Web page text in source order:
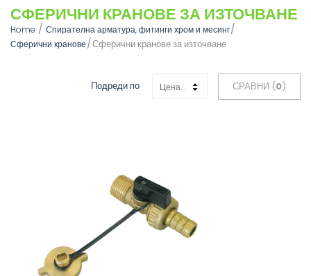
СФЕРИЧНИ КРАНОВЕ ЗА ИЗТОЧВАНЕ
Home
Спирателна арматура, фитинги хром и месинг
Сферични кранове Сферични кранове за източване
СРАВНИ (0)
Подреди по Цена: Възходяща